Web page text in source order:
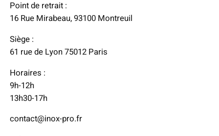
Point de retrait :
16 Rue Mirabeau, 93100 Montreuil
Siège :
61 rue de Lyon 75012 Paris
Horaires :
9h-12h
13h30-17h
contact@inox-pro.fr